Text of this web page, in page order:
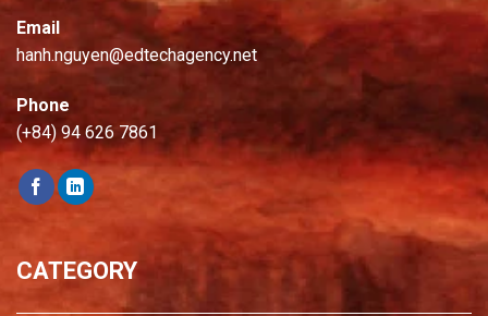
Email
hanh.nguyen@edtechagency.net
Phone
(+84) 94 626 7861
CATEGORY